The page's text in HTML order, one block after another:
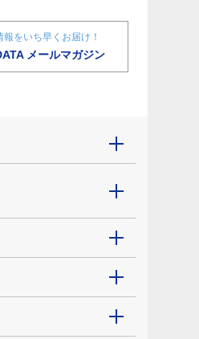
報をいち早くお届け！
メールマガジン